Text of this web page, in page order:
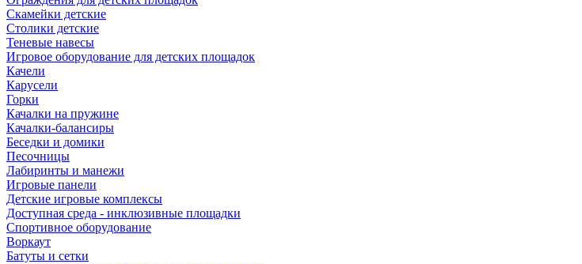
Скамейки детские
Столики детские
Теневые навесы
Игровое оборудование для детских площадок
Качели
Карусели
Горки
Качалки на пружине
Качалки-балансиры
Беседки и домики
Песочницы
Лабиринты и манежи
Игровые панели
Детские игровые комплексы
Доступная среда - инклюзивные площадки
Спортивное оборудование
Воркаут
Батуты и сетки